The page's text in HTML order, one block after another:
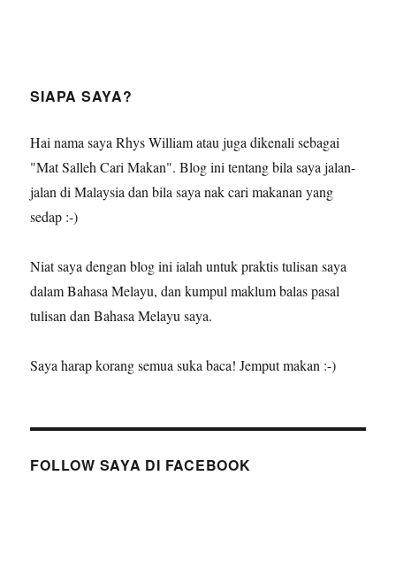
SIAPA SAYA?
Hai nama saya Rhys William atau juga dikenali sebagai
"Mat Salleh Cari Makan". Blog ini tentang bila saya jalan-
jalan di Malaysia dan bila saya nak cari makanan yang
sedap :-)
Niat saya dengan blog ini ialah untuk praktis tulisan saya
dalam Bahasa Melayu, dan kumpul maklum balas pasal
tulisan dan Bahasa Melayu saya.
Saya harap korang semua suka baca! Jemput makan :-)
FOLLOW SAYA DI FACEBOOK